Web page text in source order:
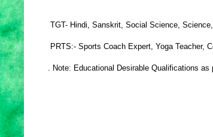
TGT- Hindi, Sanskrit, Social Science,
PRTS:- Sports Coach Expert, Yoga Teacher,
. Note: Educational Desirable Qualifications